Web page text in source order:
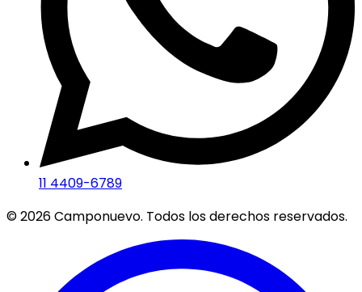
11 4409-6789
©2026Camponuevo. Todos los derechos reservados.